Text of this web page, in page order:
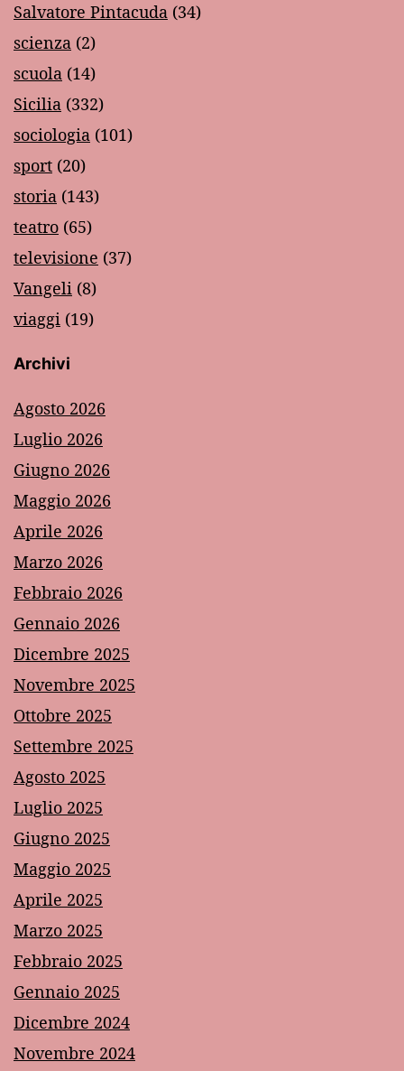
Salvatore Pintacuda (34)
scienza (2)
scuola (14)
Sicilia (332)
sociologia (101)
sport (20)
storia (143)
teatro (65)
televisione (37)
Vangeli (8)
viaggi (19)
Archivi
Agosto 2026
Luglio 2026
Giugno 2026
Maggio 2026
Aprile 2026
Marzo 2026
Febbraio 2026
Gennaio 2026
Dicembre 2025
Novembre 2025
Ottobre 2025
Settembre 2025
Agosto 2025
Luglio 2025
Giugno 2025
Maggio 2025
Aprile 2025
Marzo 2025
Febbraio 2025
Gennaio 2025
Dicembre 2024
Novembre 2024